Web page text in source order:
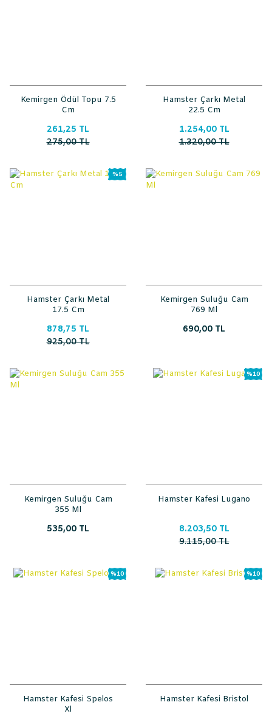
Kemirgen Ödül Topu 7.5
Cm
261,25 TL
275,00 TL
Hamster Çarkı Metal
22.5 Cm
1.254,00 TL
1.320,00 TL
%5
Hamster Çarkı Metal
17.5 Cm
878,75 TL
925,00 TL
Kemirgen Suluğu Cam
769 Ml
690,00 TL
Kemirgen Suluğu Cam
355 Ml
535,00 TL
%10
Hamster Kafesi Lugano
8.203,50 TL
9.115,00 TL
%10
Hamster Kafesi Spelos
Xl
%10
Hamster Kafesi Bristol